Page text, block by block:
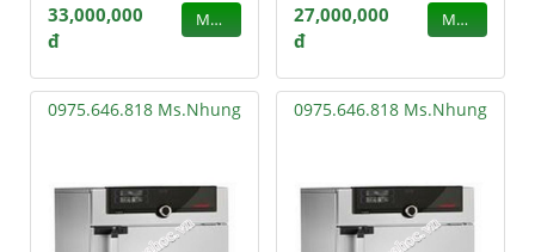
33,000,000
đ
MUA
27,000,000
đ
MUA
0975.646.818 Ms.Nhung 0975.646.818 Ms.Nhung